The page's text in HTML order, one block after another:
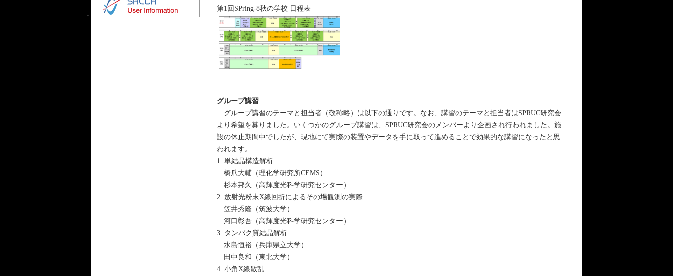
第1回SPring-8秋の学校 日程表
グループ講習
グループ講習のテーマと担当者（敬称略）は以下の通りです。なお、講習のテーマと担当者はSPRUC研究会
より希望を募りました。いくつかのグループ講習は、SPRUC研究会のメンバーより企画され行われました。施
設の休止期間中でしたが、現地にて実際の装置やデータを手に取って進めることで効果的な講習になったと思
われます。
1. 単結晶構造解析
橋爪大輔（理化学研究所CEMS）
杉本邦久（高輝度光科学研究センター）
2. 放射光粉末X線回折によるその場観測の実際
笠井秀隆（筑波大学）
河口彰吾（高輝度光科学研究センター）
3. タンパク質結晶解析
水島恒裕（兵庫県立大学）
田中良和（東北大学）
4. 小角X線散乱